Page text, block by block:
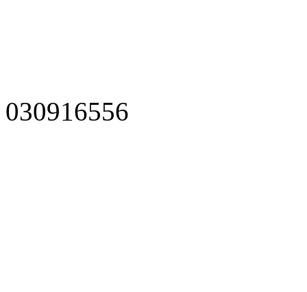
030916556